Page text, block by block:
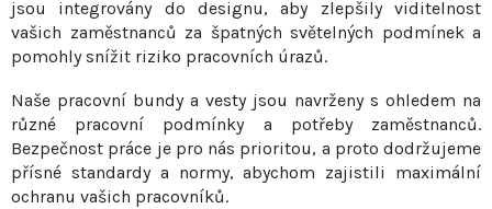
v
k
y
v
ý
p
i
jsou integrovány do designu, aby zlepšily viditelnost
vašich zaměstnanců za špatných světelných podmínek a
pomohly snížit riziko pracovních úrazů.
Naše pracovní bundy a vesty jsou navrženy s ohledem na
různé pracovní podmínky a potřeby zaměstnanců.
Bezpečnost práce je pro nás prioritou, a proto dodržujeme
přísné standardy a normy, abychom zajistili maximální
ochranu vašich pracovníků.